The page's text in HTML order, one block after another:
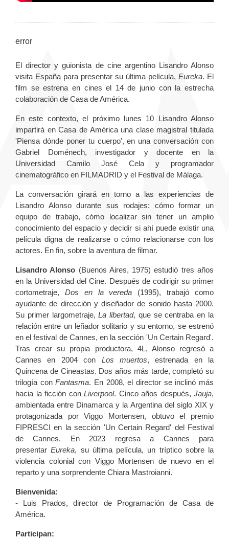
error
El director y guionista de cine argentino Lisandro Alonso
visita España para presentar su última película, Eureka. El
film se estrena en cines el 14 de junio con la estrecha
colaboración de Casa de América.
En este contexto, el próximo lunes 10 Lisandro Alonso
impartirá en Casa de América una clase magistral titulada
'Piensa dónde poner tu cuerpo', en una conversación con
Gabriel Doménech, investigador y docente en la
Universidad Camilo José Cela y programador
cinematográfico en FILMADRID y el Festival de Málaga.
La conversación girará en torno a las experiencias de
Lisandro Alonso durante sus rodajes: cómo formar un
equipo de trabajo, cómo localizar sin tener un amplio
conocimiento del espacio y decidir si ahí puede existir una
película digna de realizarse o cómo relacionarse con los
actores. En fin, sobre la aventura de filmar.
Lisandro Alonso (Buenos Aires, 1975) estudió tres años
en la Universidad del Cine. Después de codirigir su primer
cortometraje, Dos en la vereda (1995), trabajó como
ayudante de dirección y diseñador de sonido hasta 2000.
Su primer largometraje,La libertad, que se centraba en la
relación entre un leñador solitario y su entorno, se estrenó
en el festival de Cannes, en la sección 'Un Certain Regard'.
Tras crear su propia productora, 4L, Alonso regresó a
Cannes en 2004 con Los muertos, estrenada en la
Quincena de Cineastas. Dos años más tarde, completó su
trilogía conFantasma. En 2008, el director se inclinó más
hacia la ficción con Liverpool. Cinco años después, Jauja,
ambientada entre Dinamarca y la Argentina del siglo XIX y
protagonizada por Viggo Mortensen, obtuvo el premio
FIPRESCI en la sección 'Un Certain Regard' del Festival
de Cannes. En 2023 regresa a Cannes para
presentarEureka, su última película, un tríptico sobre la
violencia colonial con Viggo Mortensen de nuevo en el
reparto y una sorprendente Chiara Mastroianni.
Bienvenida:
- Luis Prados, director de Programación de Casa de
América.
Participan: